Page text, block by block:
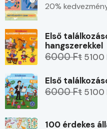
20%
Első
hangszerekkel
6000 Ft 5100
Első
6000 Ft 5100
100 érdekes